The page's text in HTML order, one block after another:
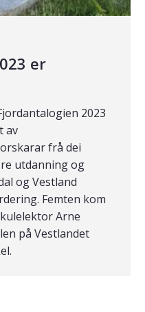
er
2023
av
frå dei
utdanning og
og Vestland
Femten kom
Arne
på Vestlandet